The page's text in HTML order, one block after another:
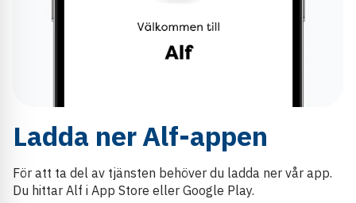
Ladda ner Alf-appen
För att ta del av tjänsten behöver du ladda ner vår app.
Du hittar Alf i App Store eller Google Play.